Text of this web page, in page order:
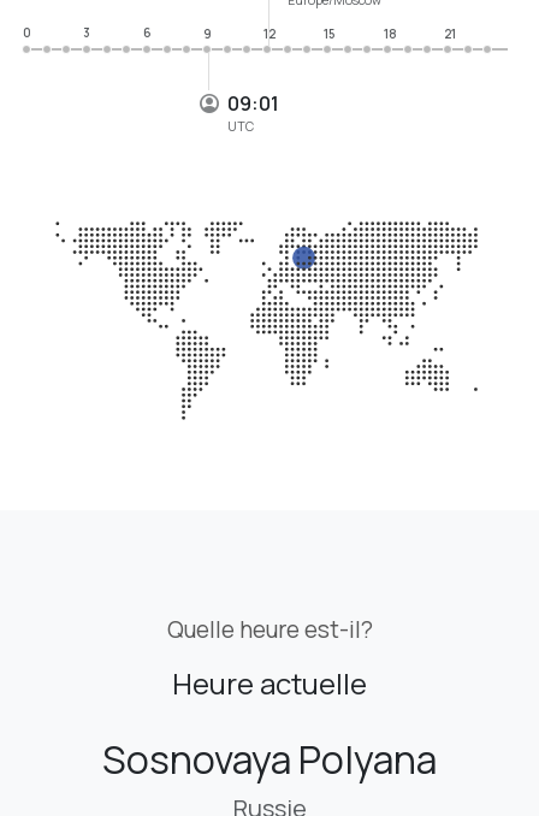
09:01
UTC
0
3 6 9 12 15 18 21
Quelle heure est-il?
Heure actuelle
Sosnovaya Polyana
Russie